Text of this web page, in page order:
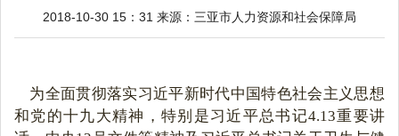
2018-10-30 15：31 来源： 三亚市人力资源和社会保障局
和党的十九大精神，特别是习近平总书记4.13重要讲